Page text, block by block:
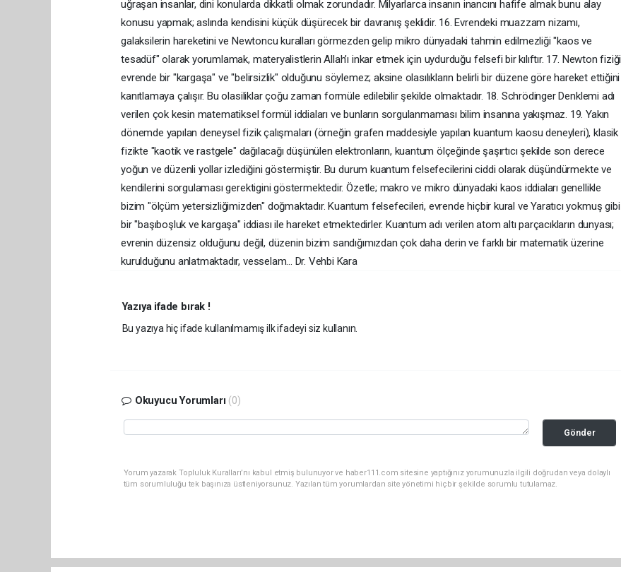
uğraşan insanlar, dini konularda dikkatli olmak zorundadır. Milyarlarca insanın inancını hafife almak bunu alay
konusu yapmak; aslında kendisini küçük düşürecek bir davranış şeklidir. 16. Evrendeki muazzam nizamı,
galaksilerin hareketini ve Newtoncu kuralları görmezden gelip mikro dünyadaki tahmin edilmezliği "kaos ve
tesadüf" olarak yorumlamak, materyalistlerin Allah’ı inkar etmek için uydurduğu felsefi bir kılıftır. 17. Newton fiziği
evrende bir "kargaşa" ve "belirsizlik" olduğunu söylemez; aksine olasılıkların belirli bir düzene göre hareket ettiğini
kanıtlamaya çalışır. Bu olasiliklar çoğu zaman formüle edilebilir şekilde olmaktadır. 18. Schrödinger Denklemi adı
verilen çok kesin matematiksel formül iddiaları ve bunların sorgulanmaması bilim insanına yakışmaz. 19. Yakın
dönemde yapılan deneysel fizik çalışmaları (örneğin grafen maddesiyle yapılan kuantum kaosu deneyleri), klasik
fizikte "kaotik ve rastgele" dağılacağı düşünülen elektronların, kuantum ölçeğinde şaşırtıcı şekilde son derece
yoğun ve düzenli yollar izlediğini göstermiştir. Bu durum kuantum felsefecilerini ciddi olarak düşündürmekte ve
kendilerini sorgulaması gerektigini göstermektedir. Özetle; makro ve mikro dünyadaki kaos iddiaları genellikle
bizim "ölçüm yetersizliğimizden" doğmaktadır. Kuantum felsefecileri, evrende hiçbir kural ve Yaratıcı yokmuş gibi
bir "başıboşluk ve kargaşa" iddiası ile hareket etmektedirler. Kuantum adı verilen atom altı parçacıkların dunyası;
evrenin düzensiz olduğunu değil, düzenin bizim sandığımızdan çok daha derin ve farklı bir matematik üzerine
kurulduğunu anlatmaktadır, vesselam... Dr. Vehbi Kara
Yazıya ifade bırak !
Bu yazıya hiç ifade kullanılmamış ilk ifadeyi siz kullanın.
Okuyucu Yorumları (0)
Gönder
Yorum yazarak Topluluk Kuralları’nı kabul etmiş bulunuyor ve haber111.com sitesine yaptığınız yorumunuzla ilgili doğrudan veya dolaylı
tüm sorumluluğu tek başınıza üstleniyorsunuz. Yazılan tüm yorumlardan site yönetimi hiçbir şekilde sorumlu tutulamaz.